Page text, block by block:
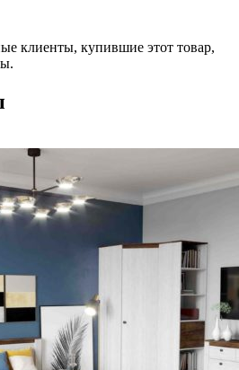
клиенты, купившие этот товар,